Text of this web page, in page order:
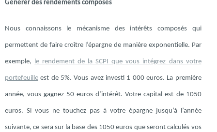
Générer des rendements composés
Nous connaissons le mécanisme des intérêts composés qui
permettent de faire croître l’épargne de manière exponentielle. Par
exemple, le rendement de la SCPI que vous intégrez dans votre
portefeuille est de 5%. Vous avez investi 1 000 euros. La première
année, vous gagnez 50 euros d’intérêt. Votre capital est de 1050
euros. Si vous ne touchez pas à votre épargne jusqu’à l’année
suivante, ce sera sur la base des 1050 euros que seront calculés vos